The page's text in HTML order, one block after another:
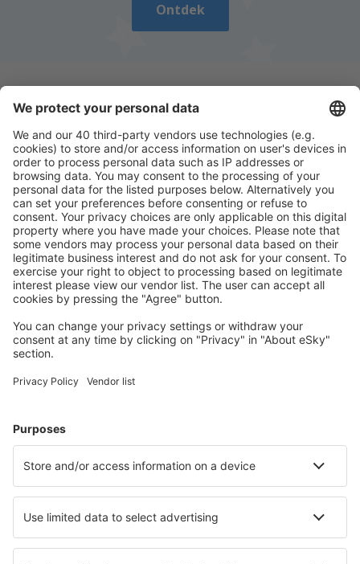
Ontdek
Download onze appen plan gemakkelijk uw
reizen
Plan uw reis
Vliegtickets
Stedentrip
Vlucht+hotel
Hotels
Parkeren
Transfers
Attracties